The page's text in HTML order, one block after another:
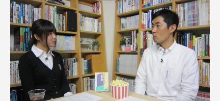
TOKAIスポーツ